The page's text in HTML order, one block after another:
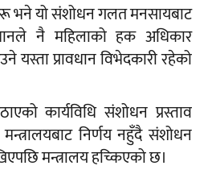
भने यो संशोधन गलत मनसायबाट
नै महिलाको हक अधिकार
यस्ता प्रावधान विभेदकारी रहेको
कार्यविधि संशोधन प्रस्ताव
निर्णय नहुँदै संशोधन
मन्त्रालय हच्किएको छ।